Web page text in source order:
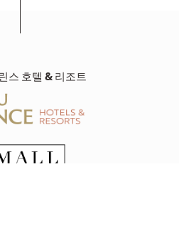
스 호텔 & 리조트